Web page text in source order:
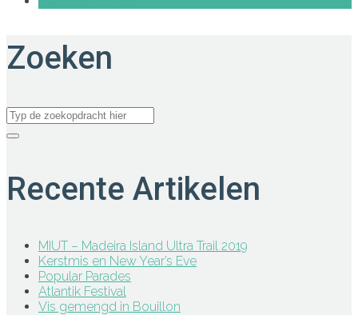
Zoeken
Recente Artikelen
MIUT – Madeira Island Ultra Trail 2019
Kerstmis en New Year’s Eve
Popular Parades
Atlantik Festival
Vis gemengd in Bouillon